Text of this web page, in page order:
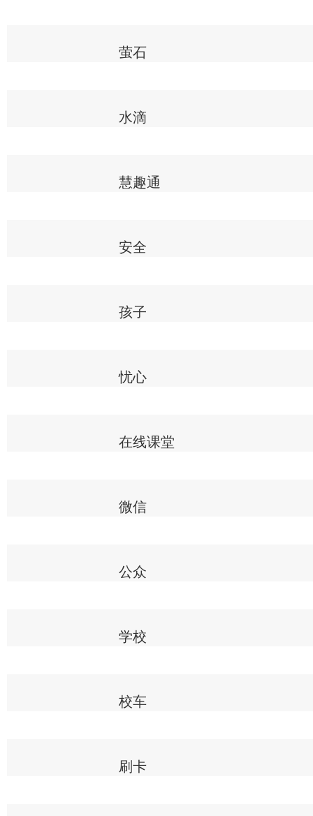
萤石
水滴
慧趣通
安全
孩子
忧心
在线课堂
微信
公众
学校
校车
刷卡